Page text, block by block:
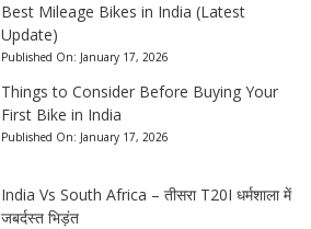
Best Mileage Bikes in India (Latest
Update)
Published On: January 17, 2026
Things to Consider Before Buying Your
First Bike in India
Published On: January 17, 2026
India Vs South Africa – तीसरा T20I धर्मशाला में
जबर्दस्त भिड़ंत